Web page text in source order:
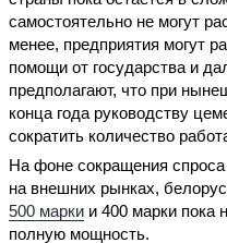
самостоятельно не могут
менее, предприятия могут
помощи от государства и
предполагают, что при
конца года руководству
сократить количество
На фоне сокращения
на внешних рынках,
500 марки и 400 марки пока
полную мощность.